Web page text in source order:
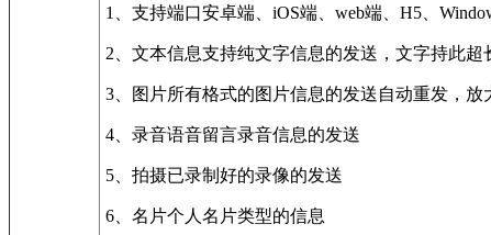
1、支持端口安卓端、iOS端、web端、H5、
2、文本信息支持纯文字信息的发送，文字持此
3、图片所有格式的图片信息的发送自动重发，
4、录音语音留言录音信息的发送
5、拍摄已录制好的录像的发送
6、名片个人名片类型的信息